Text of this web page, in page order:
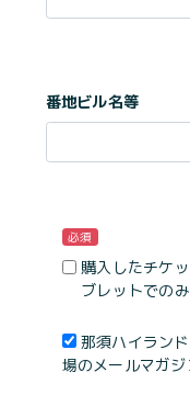
番地ビル名等
必須
購入したチケ
ブレットでの
那須ハイラン
場のメールマガジ